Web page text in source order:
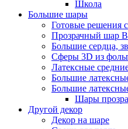
Школа
Большие шары
Готовые решения
Прозрачный шар
Большие сердца,
Сферы 3D из
Латексные
Большие
Большие
Шары
Другой декор
Декор на шаре